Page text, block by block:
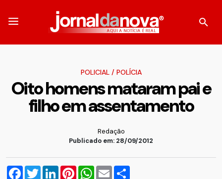
POLICIAL/ POLÍCIA
Oito homens mataram pai e
filho em assentamento
Redação
Publicado em: 28/09/2012
Facebook
TwitterLinkedInPinterestWhatsApp
Email